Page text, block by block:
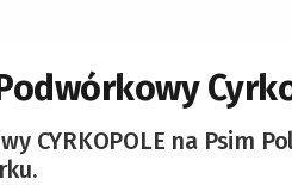
CYRKOPOLE na Psim